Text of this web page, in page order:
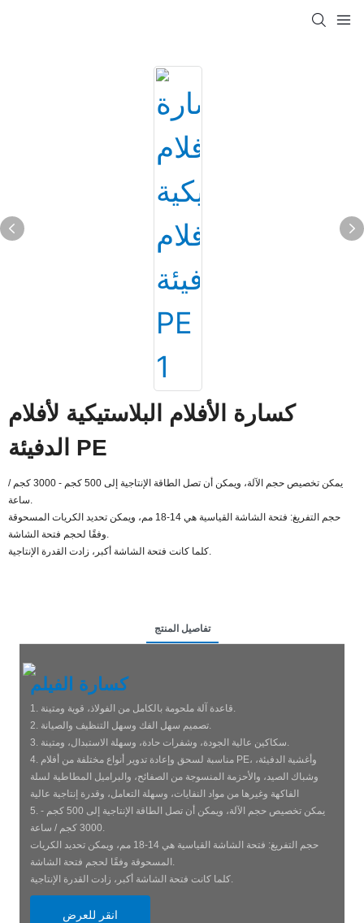
كسارة الأفلام البلاستيكية لأفلام
الدفيئة PE
يمكن تخصيص حجم الآلة، ويمكن أن تصل الطاقة الإنتاجية إلى 500 كجم - 3000 كجم /
ساعة.
حجم التفريغ: فتحة الشاشة القياسية هي 14-18 مم، ويمكن تحديد الكريات المسحوقة
وفقًا لحجم فتحة الشاشة.
كلما كانت فتحة الشاشة أكبر، زادت القدرة الإنتاجية.
تفاصيل المنتج
كسارة الفيلم
1. قاعدة آلة ملحومة بالكامل من الفولاذ، قوية ومتينة.
2. تصميم سهل الفك وسهل التنظيف والصيانة.
3. سكاكين عالية الجودة، وشفرات حادة، وسهلة الاستبدال، ومتينة.
4. مناسبة لسحق وإعادة تدوير أنواع مختلفة من أفلام PE، وأغشية الدفيئة،
وشباك الصيد، والأحزمة المنسوجة من الصفائح، والبراميل المطاطية لسلة
الفاكهة وغيرها من مواد النفايات، وسهلة التعامل، وقدرة إنتاجية عالية
5. يمكن تخصيص حجم الآلة، ويمكن أن تصل الطاقة الإنتاجية إلى 500 كجم -
3000 كجم / ساعة.
حجم التفريغ: فتحة الشاشة القياسية هي 14-18 مم، ويمكن تحديد الكريات
المسحوقة وفقًا لحجم فتحة الشاشة.
كلما كانت فتحة الشاشة أكبر، زادت القدرة الإنتاجية.
انقر للعرض